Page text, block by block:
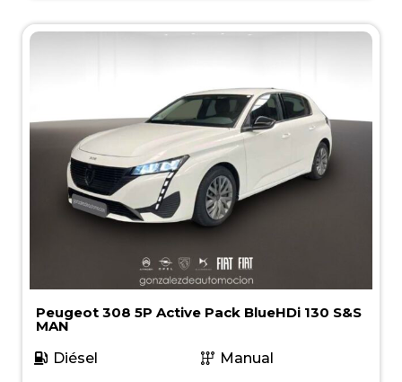
Peugeot 308 5P Active Pack BlueHDi 130 S&S
MAN
Diésel
Manual